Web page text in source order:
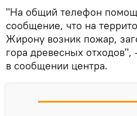
"На общий телефон
сообщение, что на
Жирону возник пожар,
гора древесных отходов",
в сообщении центра.